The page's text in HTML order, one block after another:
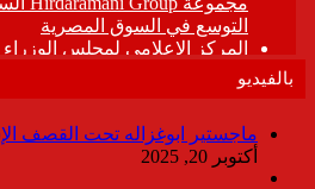
بالفيديو
ماجستير ابوغزاله تحت القصف
أكتوبر 20, 2025